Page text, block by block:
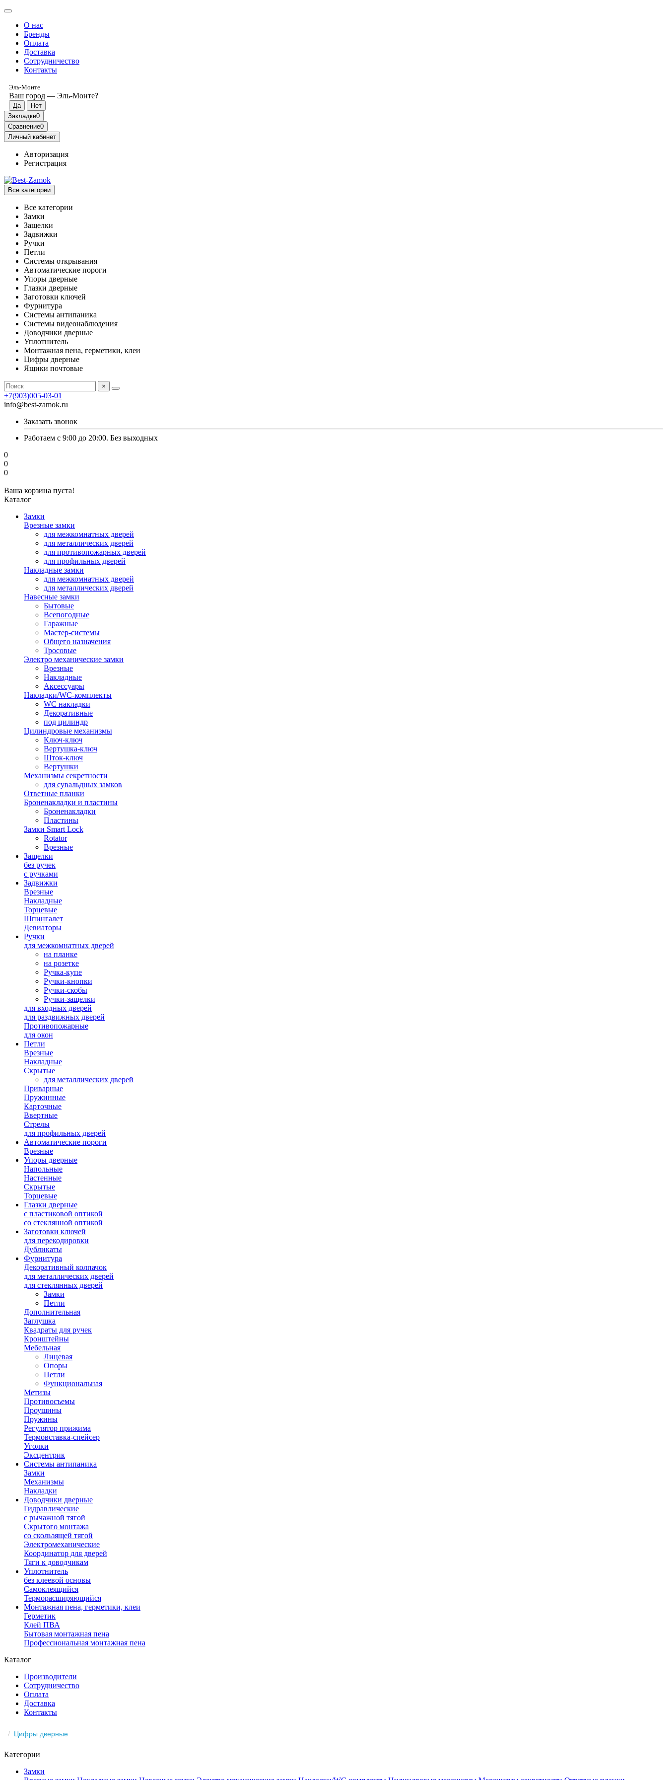
О нас
Бренды
Оплата
Доставка
Сотрудничество
Контакты
Эль-Монте
Ваш город — Эль-Монте?
Закладки0
Сравнение0
Личный кабинет
Авторизация
Регистрация
Все категории
Все категории
Замки
Защелки
Задвижки
Ручки
Петли
Системы открывания
Автоматические пороги
Упоры дверные
Глазки дверные
Заготовки ключей
Фурнитура
Системы антипаника
Системы видеонаблюдения
Доводчики дверные
Уплотнитель
Монтажная пена, герметики, клеи
Цифры дверные
Ящики почтовые
×
+7(903)005-03-01
info@best-zamok.ru
Заказать звонок
Работаем с 9:00 до 20:00. Без выходных
0
0
0
Ваша корзина пуста!
Каталог
Замки
Врезные замки
для межкомнатных дверей
для металлических дверей
для противопожарных дверей
для профильных дверей
Накладные замки
для межкомнатных дверей
для металлических дверей
Навесные замки
Бытовые
Всепогодные
Гаражные
Мастер-системы
Общего назначения
Тросовые
Электро механические замки
Врезные
Накладные
Аксессуары
Накладки/WC-комплекты
WC накладки
Декоративные
под цилиндр
Цилиндровые механизмы
Ключ-ключ
Вертушка-ключ
Шток-ключ
Вертушки
Механизмы секретности
для сувальдных замков
Ответные планки
Броненакладки и пластины
Броненакладки
Пластины
Замки Smart Lock
Rotator
Врезные
Защелки
без ручек
с ручками
Задвижки
Врезные
Накладные
Торцевые
Шпингалет
Девиаторы
Ручки
для межкомнатных дверей
на планке
на розетке
Ручка-купе
Ручки-кнопки
Ручки-скобы
Ручки-защелки
для входных дверей
для раздвижных дверей
Противопожарные
для окон
Петли
Врезные
Накладные
Скрытые
для металлических дверей
Приварные
Пружинные
Карточные
Ввертные
Стрелы
для профильных дверей
Автоматические пороги
Врезные
Упоры дверные
Напольные
Настенные
Скрытые
Торцевые
Глазки дверные
с пластиковой оптикой
со стеклянной оптикой
Заготовки ключей
для перекодировки
Дубликаты
Фурнитура
Декоративный колпачок
для металлических дверей
для стеклянных дверей
Замки
Петли
Дополнительная
Заглушка
Квадраты для ручек
Кронштейны
Мебельная
Лицевая
Опоры
Петли
Функциональная
Метизы
Противосъемы
Проушины
Пружины
Регулятор прижима
Термовставка-спейсер
Уголки
Эксцентрик
Системы антипаника
Замки
Механизмы
Накладки
Доводчики дверные
Гидравлические
с рычажной тягой
Скрытого монтажа
со скользящей тягой
Электромеханические
Координатор для дверей
Тяги к доводчикам
Уплотнитель
без клеевой основы
Самоклеящийся
Терморасширяющийся
Монтажная пена, герметики, клеи
Герметик
Клей ПВА
Бытовая монтажная пена
Профессиональная монтажная пена
Каталог
Производители
Сотрудничество
Оплата
Доставка
Контакты
Цифры дверные
Категории
Замки